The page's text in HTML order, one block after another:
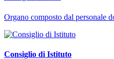
Organo composto dal personale
Consiglio di Istituto